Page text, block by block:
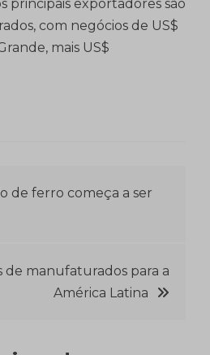
principais exportadores são
com negócios de US$
mais US$
de ferro começa a ser
de manufaturados para a
América Latina